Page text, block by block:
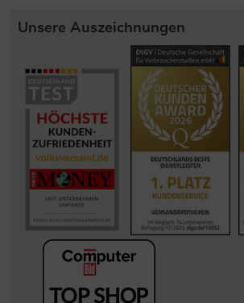
Unsere Auszeichnungen